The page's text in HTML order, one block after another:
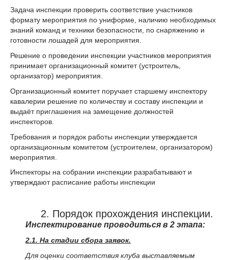
Задача инспекции проверить соответствие участников
формату мероприятия по униформе, наличию необходимых
знаний команд и техники безопасности, по снаряжению и
готовности лошадей для мероприятия.
Решение о проведении инспекции участников мероприятия
принимает организационный комитет (устроитель,
организатор) мероприятия.
Организационный комитет поручает старшему инспектору
кавалерии решение по количеству и составу инспекции и
выдаёт приглашения на замещение должностей
инспекторов.
Требования и порядок работы инспекции утверждается
организационным комитетом (устроителем, организатором)
мероприятия.
Инспекторы на собрании инспекции разрабатывают и
утверждают расписание работы инспекции
2. Порядок прохождения инспекции.
Инспектирование проводиться в 2 этапа:
2.1. На стадии сбора заявок.
Для оценки соответствия клуба выставляемым